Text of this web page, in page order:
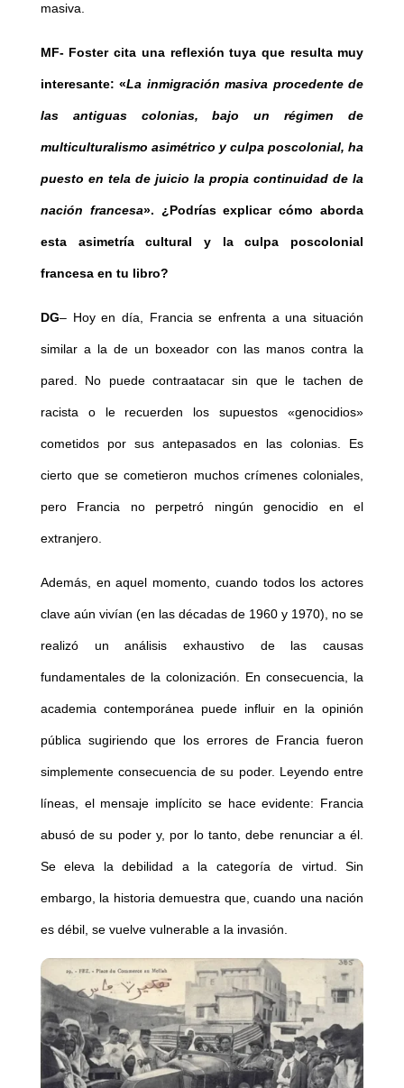
masiva.
MF- Foster cita una reflexión tuya que resulta muy
interesante: «La inmigración masiva procedente de
las antiguas colonias, bajo un régimen de
multiculturalismo asimétrico y culpa poscolonial, ha
puesto en tela de juicio la propia continuidad de la
nación francesa». ¿Podrías explicar cómo aborda
esta asimetría cultural y la culpa poscolonial
francesa en tu libro?
DG– Hoy en día, Francia se enfrenta a una situación
similar a la de un boxeador con las manos contra la
pared. No puede contraatacar sin que le tachen de
racista o le recuerden los supuestos «genocidios»
cometidos por sus antepasados en las colonias. Es
cierto que se cometieron muchos crímenes coloniales,
pero Francia no perpetró ningún genocidio en el
extranjero.
Además, en aquel momento, cuando todos los actores
clave aún vivían (en las décadas de 1960 y 1970), no se
realizó un análisis exhaustivo de las causas
fundamentales de la colonización. En consecuencia, la
academia contemporánea puede influir en la opinión
pública sugiriendo que los errores de Francia fueron
simplemente consecuencia de su poder. Leyendo entre
líneas, el mensaje implícito se hace evidente: Francia
abusó de su poder y, por lo tanto, debe renunciar a él.
Se eleva la debilidad a la categoría de virtud. Sin
embargo, la historia demuestra que, cuando una nación
es débil, se vuelve vulnerable a la invasión.